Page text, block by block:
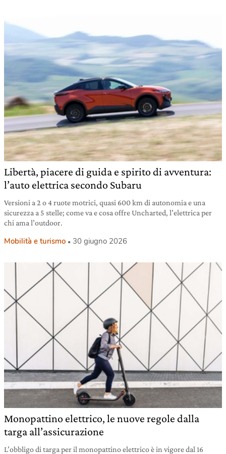
Libertà, piacere di guida e spirito di avventura:
l’auto elettrica secondo Subaru
Versioni a 2 o 4 ruote motrici, quasi 600 km di autonomia e una
sicurezza a 5 stelle; come va e cosa offre Uncharted, l’elettrica per
chi ama l’outdoor.
Mobilità e turismo 30 giugno 2026
Monopattino elettrico, le nuove regole dalla
targa all’assicurazione
L’obbligo di targa per il monopattino elettrico è in vigore dal 16